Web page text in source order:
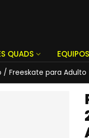
QUADS
/ Freeskate para Adulto